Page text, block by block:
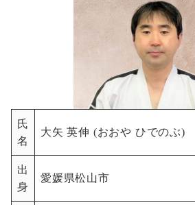
氏
名
大矢 英伸 (おおや ひでのぶ)
出
身
愛媛県松山市